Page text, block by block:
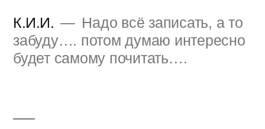
содержимому
К.И.И.
Надо всё записать, а то
забуду…. потом думаю интересно
будет самому почитать….